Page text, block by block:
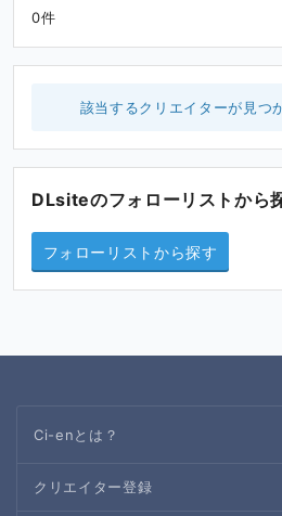
0件
該当するクリエイターが見つ
DLsiteのフォローリストから
フォローリストから探す
Ci-enとは？
クリエイター登録